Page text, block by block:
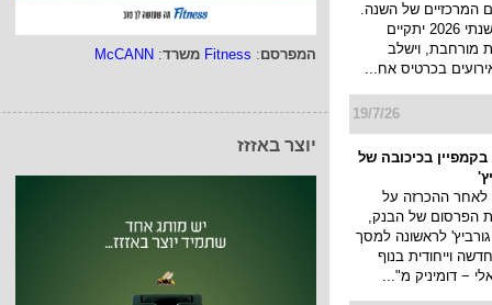
המפרסם:
Fitness משרד:
McCANN
יוצר באזזז
המרכזיים של השנה.
כנס המיתוג השנתי 2026 יתקיים
מורחבת, וישלב
בכרטיס אח...
19/7/26
בכיכובה של
לאחר ההכרזה על
הפרסום של הבנק,
לראשונה למסך
וייחודית בנוף
− דומיניק מ"...